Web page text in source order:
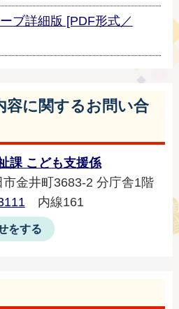
ブ詳細版 [PDF形式／
容に関するお問い合
課 こども支援係
金井町3683-2 分庁舎1階
内線161
をする